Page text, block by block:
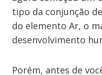
tipo da conjunção
do elemento Ar, o
desenvolvimento
Porém, antes de